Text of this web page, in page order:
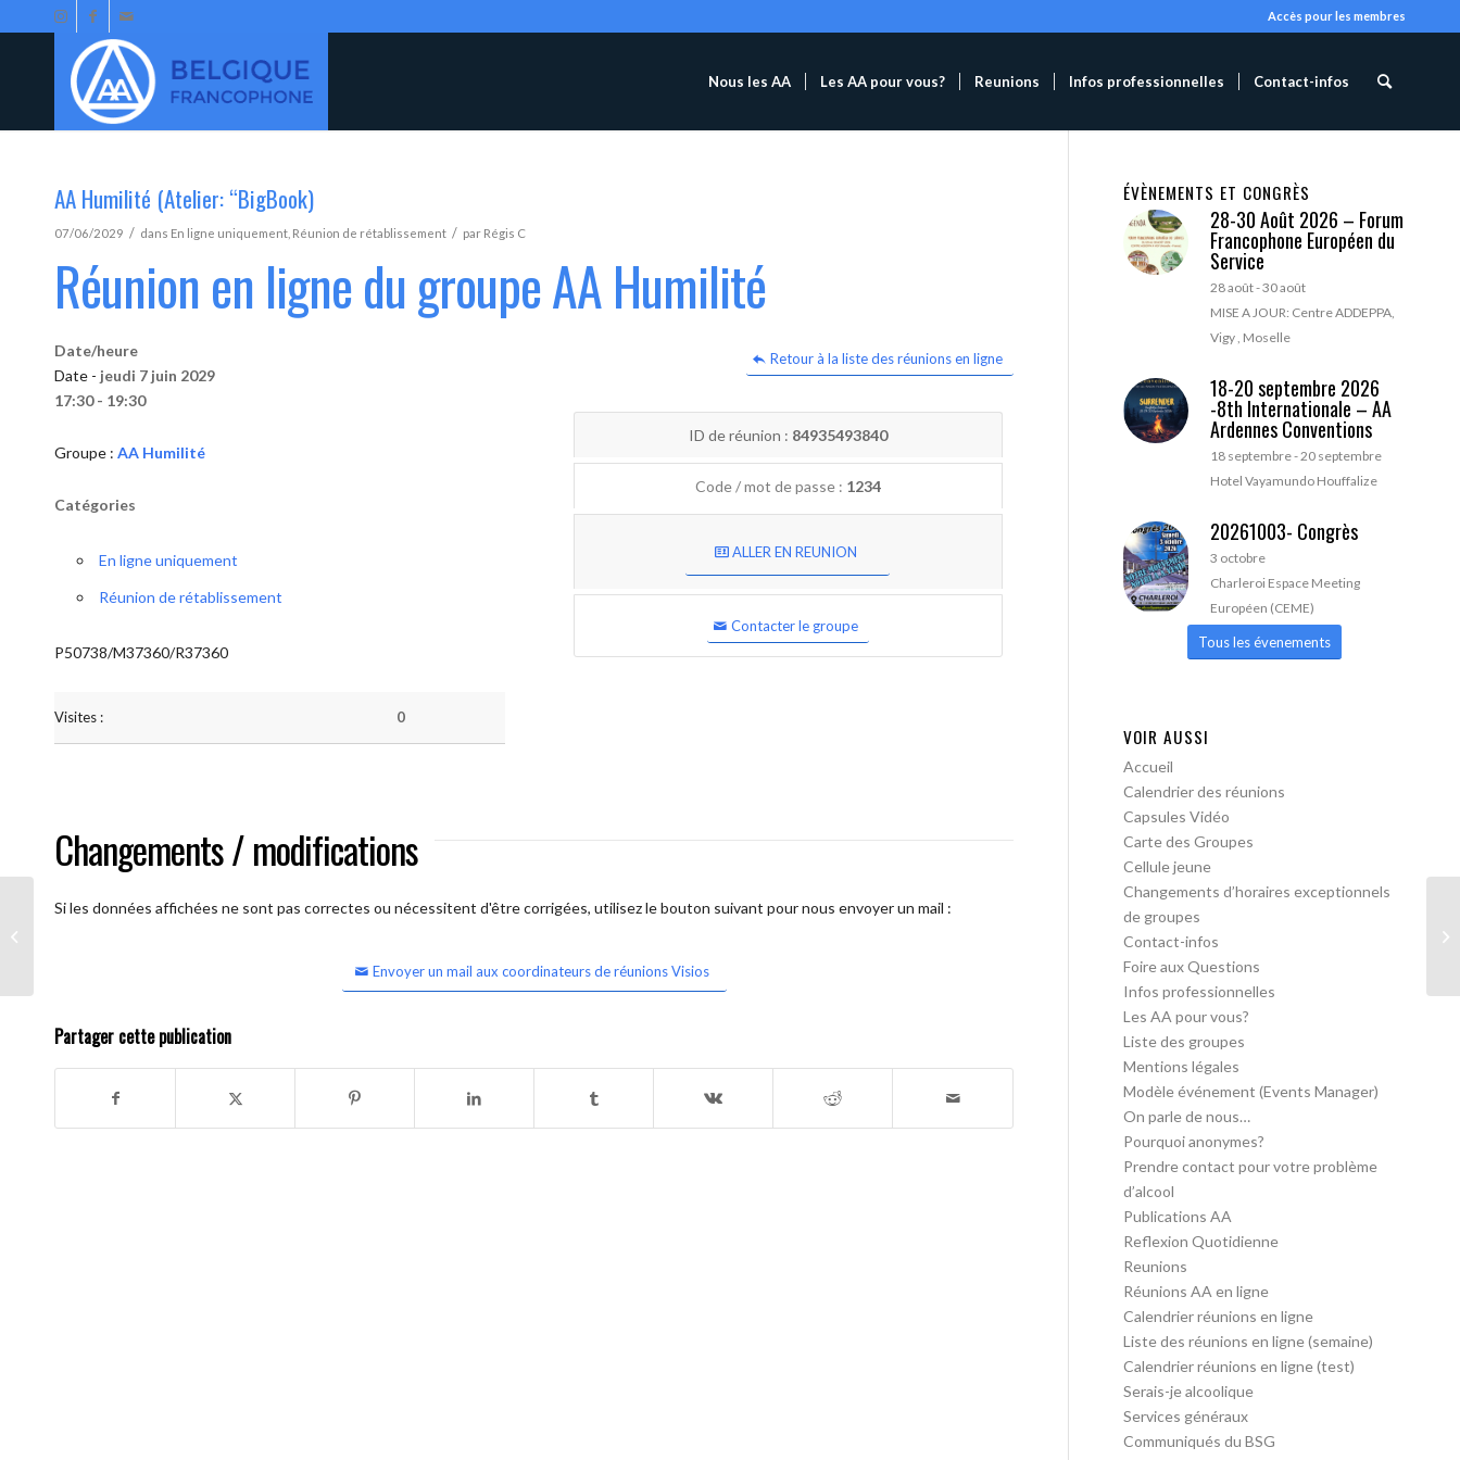
Accès pour les membres
Nous les AA Les AA pour vous? Reunions Infos professionnelles Contact-infos
AA Humilité (Atelier: “BigBook)
07/06/2029 / dans En ligne uniquement Réunion de rétablissement / par Régis C
Réunion en ligne du groupe AA Humilité
Retour à la liste des réunions en ligne
Date/heure
Date - jeudi 7 juin 2029
17:30 - 19:30
Groupe : AA Humilité
Catégories
En ligne uniquement
Réunion de rétablissement
P50738/M37360/R37360
Visites : 0
ID de réunion : 84935493840
Code / mot de passe : 1234
ALLER EN REUNION
Contacter le groupe
Changements / modifications
Si les données affichées ne sont pas correctes ou nécessitent d'être corrigées, utilisez le bouton suivant pour nous envoyer un mail :
Envoyer un mail aux coordinateurs de réunions Visios
Partager cette publication
ÉVÈNEMENTS ET CONGRÈS
28-30 Août 2026 – Forum
Francophone Européen du
Service
28 août-30 août
MISE A JOUR: Centre ADDEPPA,
Vigy , Moselle
18-20 septembre 2026
-8th Internationale – AA
Ardennes Conventions
18 septembre-20 septembre
Hotel Vayamundo Houffalize
20261003- Congrès
3 octobre
Charleroi Espace Meeting
Européen (CEME)
Tous les évenements
VOIR AUSSI
Accueil
Calendrier des réunions
Capsules Vidéo
Carte des Groupes
Cellule jeune
Changements d’horaires exceptionnels
de groupes
Contact-infos
Foire aux Questions
Infos professionnelles
Les AA pour vous?
Liste des groupes
Mentions légales
Modèle événement (Events Manager)
On parle de nous…
Pourquoi anonymes?
Prendre contact pour votre problème
d’alcool
Publications AA
Reflexion Quotidienne
Reunions
Réunions AA en ligne
Calendrier réunions en ligne
Liste des réunions en ligne (semaine)
Calendrier réunions en ligne (test)
Serais-je alcoolique
Services généraux
Communiqués du BSG